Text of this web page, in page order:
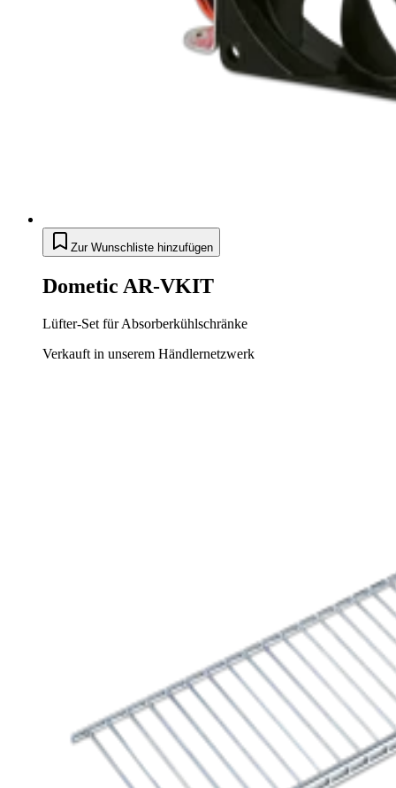
Zur Wunschliste hinzufügen
Dometic AR-VKIT
Lüfter-Set für Absorberkühlschränke
Verkauft in unserem Händlernetzwerk